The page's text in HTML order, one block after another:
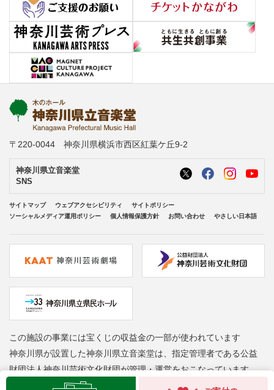
〒220-0044 神奈川県横浜市西区紅葉ケ丘9-2
神奈川県立音楽堂
SNS
サイトマップ ウェブアクセシビリティ
サイトポリシー
ソーシャルメディア運用ポリシー
個人情報保護方針 お問い合わせ やさしい日本語
この施設の事業には宝くじの収益金の一部が使われています
神奈川県が設置した神奈川県立音楽堂は、指定管理者である公益
財団法人神奈川芸術文化財団が管理・運営をおこなっています